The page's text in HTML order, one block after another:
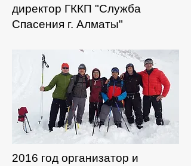
директор ГККП "Служба
Спасения г. Алматы"
2016 год организатор и